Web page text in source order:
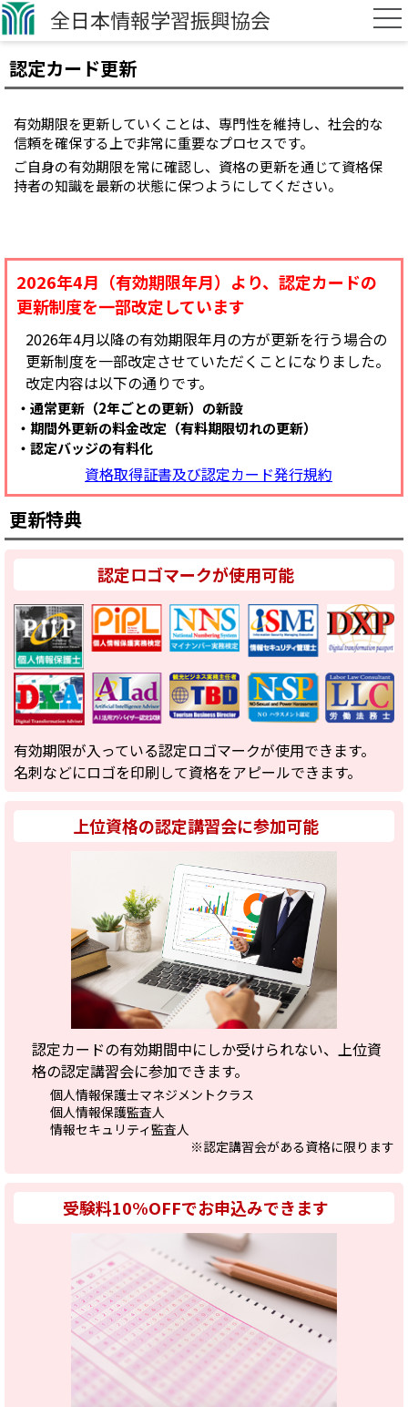
全日本情報学習振興協会
認定カード更新
有効期限を更新していくことは、専門性を維持し、社会的な
信頼を確保する上で非常に重要なプロセスです。
ご自身の有効期限を常に確認し、資格の更新を通じて資格保
持者の知識を最新の状態に保つようにしてください。
2026年4月（有効期限年月）より、認定カードの
更新制度を一部改定しています
2026年4月以降の有効期限年月の方が更新を行う場合の
更新制度を一部改定させていただくことになりました。
改定内容は以下の通りです。
通常更新（2年ごとの更新）の新設
期間外更新の料金改定（有料期限切れの更新）
認定バッジの有料化
資格取得証書及び認定カード発行規約
更新特典
認定ロゴマークが使用可能
有効期限が入っている認定ロゴマークが使用できます。
名刺などにロゴを印刷して資格をアピールできます。
上位資格の認定講習会に参加可能
認定カードの有効期間中にしか受けられない、上位資
格の認定講習会に参加できます。
個人情報保護士マネジメントクラス
個人情報保護監査人
情報セキュリティ監査人
※認定講習会がある資格に限ります
受験料10%OFFでお申込みできます